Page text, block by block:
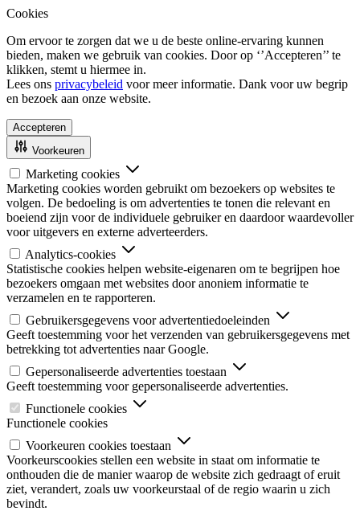
Cookies
Om ervoor te zorgen dat we u de beste online-ervaring kunnen
bieden, maken we gebruik van cookies. Door op ‘’Accepteren’’ te
klikken, stemt u hiermee in.
Lees ons privacybeleid voor meer informatie. Dank voor uw begrip
en bezoek aan onze website.
Accepteren
Voorkeuren
Marketing cookies
Marketing cookies worden gebruikt om bezoekers op websites te
volgen. De bedoeling is om advertenties te tonen die relevant en
boeiend zijn voor de individuele gebruiker en daardoor waardevoller
voor uitgevers en externe adverteerders.
Analytics-cookies
Statistische cookies helpen website-eigenaren om te begrijpen hoe
bezoekers omgaan met websites door anoniem informatie te
verzamelen en te rapporteren.
Gebruikersgegevens voor advertentiedoeleinden
Geeft toestemming voor het verzenden van gebruikersgegevens met
betrekking tot advertenties naar Google.
Gepersonaliseerde advertenties toestaan
Geeft toestemming voor gepersonaliseerde advertenties.
Functionele cookies
Functionele cookies
Voorkeuren cookies toestaan
Voorkeurscookies stellen een website in staat om informatie te
onthouden die de manier waarop de website zich gedraagt of eruit
ziet, verandert, zoals uw voorkeurstaal of de regio waarin u zich
bevindt.